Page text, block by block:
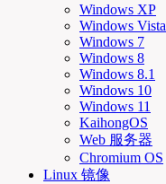
Windows XP
Windows Vista
Windows 7
Windows 8
Windows 8.1
Windows 10
Windows 11
KaihongOS
Web 服务器
Chromium OS
Linux 镜像